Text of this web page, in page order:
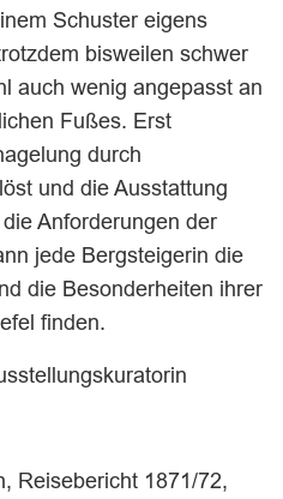
Schuster eigens
bisweilen schwer
auch wenig angepasst an
Fußes. Erst
durch
und die Ausstattung
Anforderungen der
jede Bergsteigerin die
die Besonderheiten ihrer
finden.
Reisebericht 1871/72,